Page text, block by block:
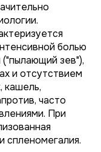
болью
("пылающий зев"),
и отсутствием
кашель,
часто
При
спленомегалия.